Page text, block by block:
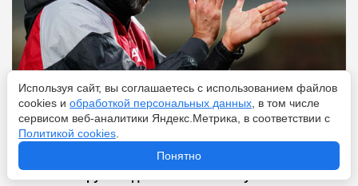
Перейти 9 августа 2026
Используя сайт, вы соглашаетесь с использованием файлов
cookies и обработкой персональных данных , в том числе
сервисом веб-аналитики Яндекс.Метрика, в соответствии с
Политикой cookies
Понятно